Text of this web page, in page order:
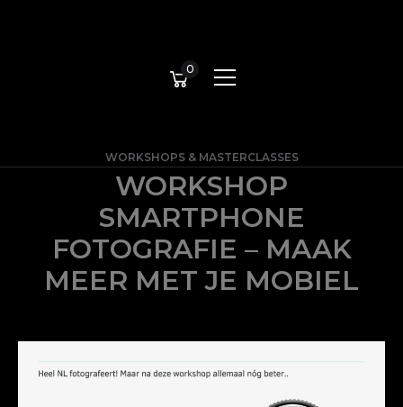
0
WORKSHOPS & MASTERCLASSES
WORKSHOP
SMARTPHONE
FOTOGRAFIE – MAAK
MEER MET JE MOBIEL